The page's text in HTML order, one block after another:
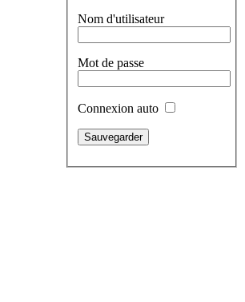
Nom d'utilisateur
Mot de passe
Connexion auto